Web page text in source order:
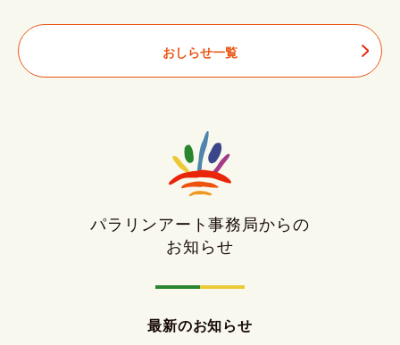
おしらせ一覧
パラリンアート事務局からの
お知らせ
最新のお知らせ